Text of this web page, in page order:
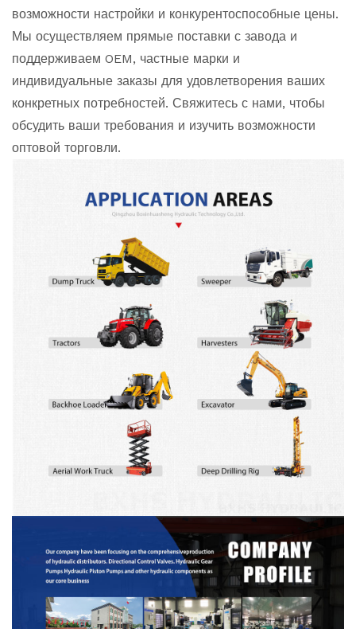
возможности настройки и конкурентоспособные цены.
Мы осуществляем прямые поставки с завода и
поддерживаем OEM, частные марки и
индивидуальные заказы для удовлетворения ваших
конкретных потребностей. Свяжитесь с нами, чтобы
обсудить ваши требования и изучить возможности
оптовой торговли.